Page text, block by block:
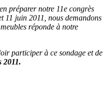
préparer notre 11e congrès
11 juin 2011, nous demandons
réponde à notre
participer à ce sondage et de
2011.